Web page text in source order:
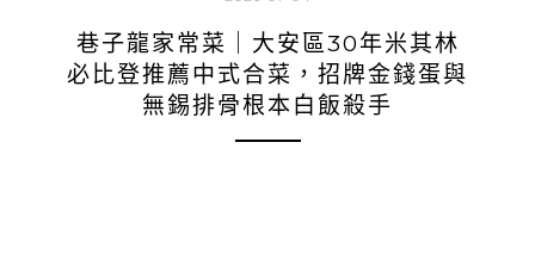
巷子龍家常菜｜大安區30年米其林
必比登推薦中式合菜，招牌金錢蛋與
無錫排骨根本白飯殺手